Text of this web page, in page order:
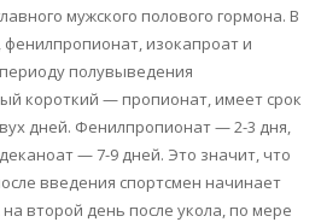
мужского полового гормона. В
фенилпропионат, изокапроат и
полувыведения
короткий — пропионат, имеет срок
дней. Фенилпропионат — 2-3 дня,
— 7-9 дней. Это значит, что
введения спортсмен начинает
второй день после укола, по мере